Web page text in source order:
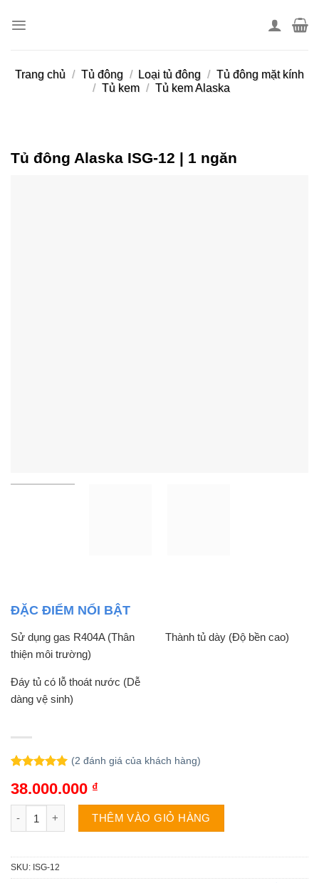
Trang chủ / Tủ đông / Loại tủ đông / Tủ đông mặt kính
/ Tủ kem / Tủ kem Alaska
Tủ đông Alaska ISG-12 | 1 ngăn
ĐẶC ĐIỂM NỔI BẬT
Sử dụng gas R404A (Thân
thiện môi trường)
Thành tủ dày (Độ bền cao)
Đáy tủ có lỗ thoát nước (Dễ
dàng vệ sinh)
dựa trên
(2 đánh giá của khách hàng)
38.000.000 ₫
Tủ đông Alaska ISG-12 | 1 ngăn số lượng
THÊM VÀO GIỎ HÀNG
SKU: ISG-12